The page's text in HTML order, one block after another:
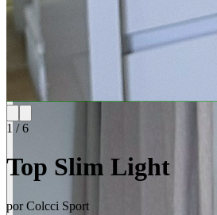
1 /6
Top Slim Light
porColcci Sport